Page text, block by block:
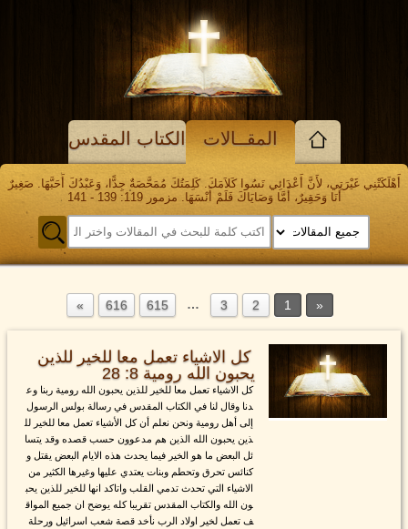
المقــالات الكتاب المقدس
أَهْلَكَتْنِي غَيْرَتِي، لأَنَّ أَعْدَائِي نَسُوا كَلاَمَكَ. كَلِمَتُكَ مُمَحَّصَةٌ جِدًّا، وَعَبْدُكَ أَحَبَّهَا. صَغِيرٌ
أَنَا وَحَقِيرٌ، أَمَّا وَصَايَاكَ فَلَمْ أَنْسَهَا. مزمور 119: 139 - 141
1
2
3
…
615
616
كل الاشياء تعمل معا للخير للذين
يحبون الله رومية 8: 28
كل الاشياء تعمل معا للخير للذين يحبون الله رومية ربنا وع
دنا وقال لنا في الكتاب المقدس في رسالة بولس الرسول
إلى أهل رومية ونحن نعلم أن كل الأشياء تعمل معا للخير لل
ذين يحبون الله الذين هم مدعوون حسب قصده وقد يتسا
ئل البعض ما هو الخير فيما يحدث هذه الايام البعض يقتل و
كنائس تحرق وتحطم وبنات يعتدي عليها وغيرها الكثير من
الاشياء التي تحدث تدمي القلب واتاكد انها للخير للذين يحب
ون الله والكتاب المقدس تقريبا كله يوضح ان جميع المواق
ف تعمل لخير اولاد الرب نأخد قصة شعب اسرائيل ورحلة